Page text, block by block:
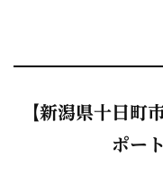
【新潟県十日町
ポー